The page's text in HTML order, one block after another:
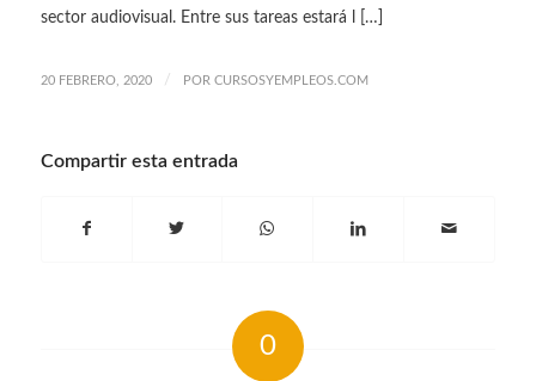
sector audiovisual. Entre sus tareas estará l […]
20 FEBRERO, 2020 / POR CURSOSYEMPLEOS.COM
Compartir esta entrada
0